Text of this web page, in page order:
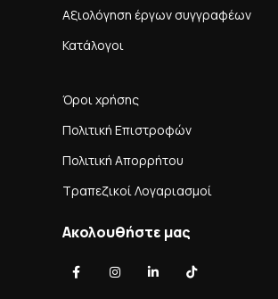
Αξιολόγηση έργων συγγραφέων
Κατάλογοι
Όροι χρήσης
Πολιτική Επιστροφών
Πολιτική Απορρήτου
Τραπεζικοί Λογαριασμοί
Ακολουθήστε μας